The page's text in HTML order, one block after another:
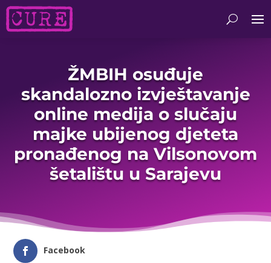
ŽMBIH osuđuje
skandalozno izvještavanje
online medija o slučaju
majke ubijenog djeteta
pronađenog na Vilsonovom
šetalištu u Sarajevu
Facebook